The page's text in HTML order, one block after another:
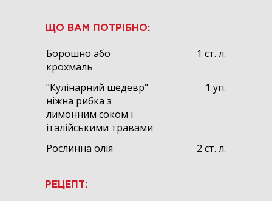
ЩО ВАМ ПОТРІБНО:
Борошно або
крохмаль
1 ст. л.
"Кулінарний шедевр"
ніжна рибка з
лимонним соком і
італійськими травами
1 уп.
Рослинна олія 2 ст. л.
РЕЦЕПТ: